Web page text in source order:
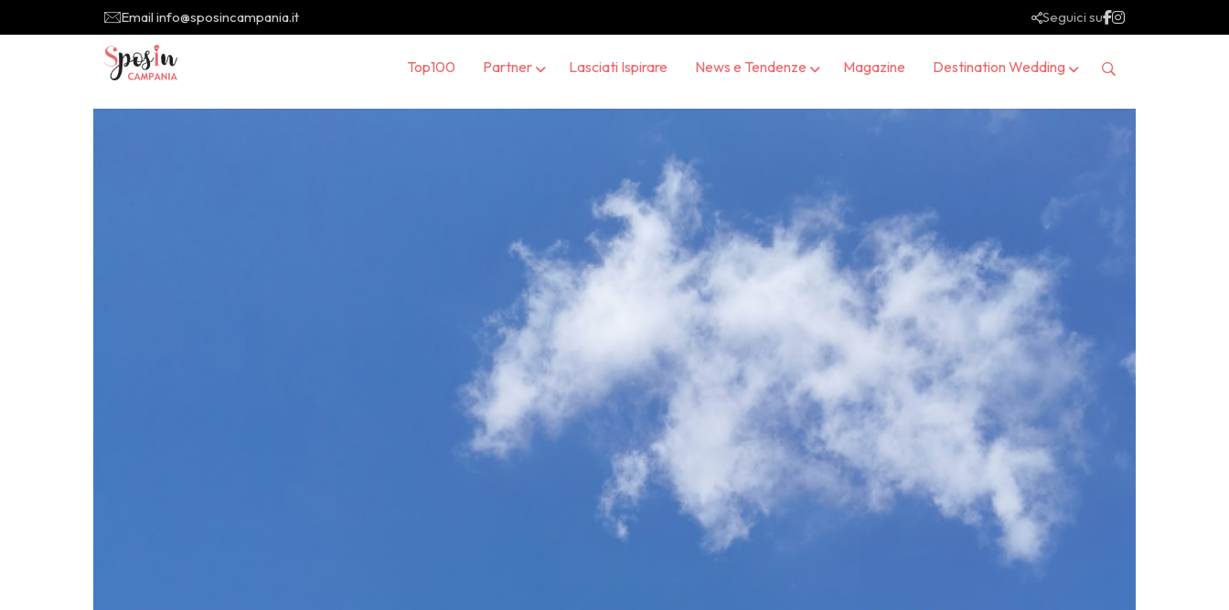
Email info@sposincampania.it Seguici su
Top100 Partner Lasciati Ispirare News e Tendenze Magazine Destination Wedding